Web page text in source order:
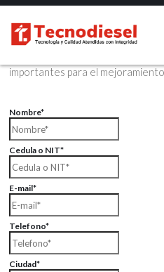
Contáctenos Vía Email
Envíenos sus datos con sus
importantes para el
Nombre*
Cedula o NIT*
E-mail*
Telefono*
Ciudad*